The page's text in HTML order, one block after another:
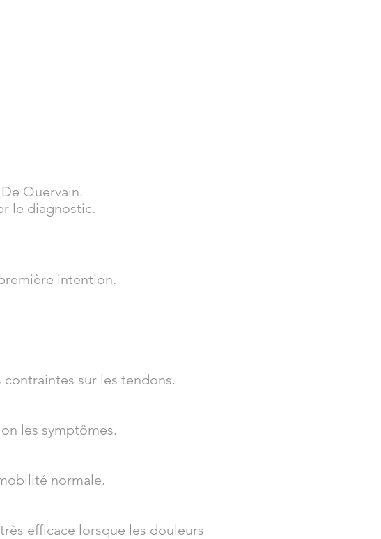
Quervain.
le diagnostic.
intention.
sur les tendons.
les symptômes.
normale.
efficace lorsque les douleurs